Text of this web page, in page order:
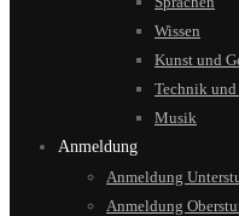
Wissen
Kunst und
Technik und
Musik
Anmeldung
Anmeldung
Anmeldung